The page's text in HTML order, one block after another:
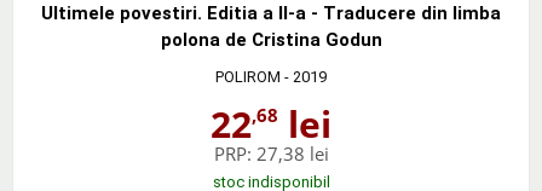
Ultimele povestiri. Editia a II-a - Traducere din limba
polona de Cristina Godun
POLIROM - 2019
22,68 lei
PRP: 27,38 lei
stoc indisponibil